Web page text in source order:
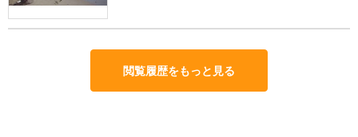
閲覧履歴をもっと見る